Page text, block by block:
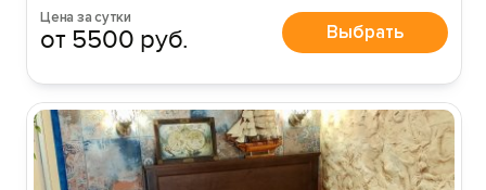
Цена за сутки
от 5500 руб. Выбрать